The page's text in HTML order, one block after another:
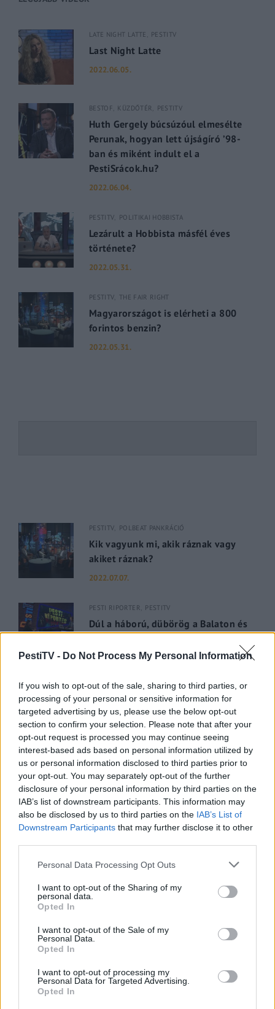
PestiTV - Do Not Process My Personal Information
If you wish to opt-out of the sale, sharing to third parties, or
processing of your personal or sensitive information for
targeted advertising by us, please use the below opt-out
section to confirm your selection. Please note that after your
opt-out request is processed you may continue seeing
interest-based ads based on personal information utilized by
us or personal information disclosed to third parties prior to
your opt-out. You may separately opt-out of the further
disclosure of your personal information by third parties on the
IAB’s list of downstream participants. This information may
also be disclosed by us to third parties on the IAB’s List of
Downstream Participants that may further disclose it to other
Please note that this website/app uses one or more Google
not limited to your visit or usage behaviour. You may click to
grant or deny consent to Google and its third-party tags to
use your data for below specified purposes in below Google
consent section.
Personal Data Processing Opt Outs
I want to opt-out of the Sharing of my
personal data.
Opted In
I want to opt-out of the Sale of my
Personal Data.
Opted In
I want to opt-out of processing my
Personal Data for Targeted Advertising.
Opted In
LATE NIGHT LATTE PESTITV
Last Night Latte
2022.06.05.
BESTOF KÜZDŐTÉR PESTITV
Huth Gergely búcsúzóul elmesélte
Perunak, hogyan lett újságíró ’98-
ban és miként indult el a
PestiSrácok.hu?
2022.06.04.
PESTITV POLITIKAI HOBBISTA
Lezárult a Hobbista másfél éves
története?
2022.05.31.
PESTITV THE FAIR RIGHT
Magyarországot is elérheti a 800
forintos benzin?
2022.05.31.
PESTITV POLBEAT PANKRÁCIÓ
Kik vagyunk mi, akik ráznak vagy
akiket ráznak?
2022.07.07.
PESTI RIPORTER PESTITV
Dúl a háború, dübörög a Balaton és
utaznak
GERILLA BÁR PESTITV
Kiderült Geszler Dorottya
szépségének titka
2022.05.31.
GERILLA BÁR PESTITV
Erdélyi turnéra indul a Sárik Péter
Trió
2022.05.31.